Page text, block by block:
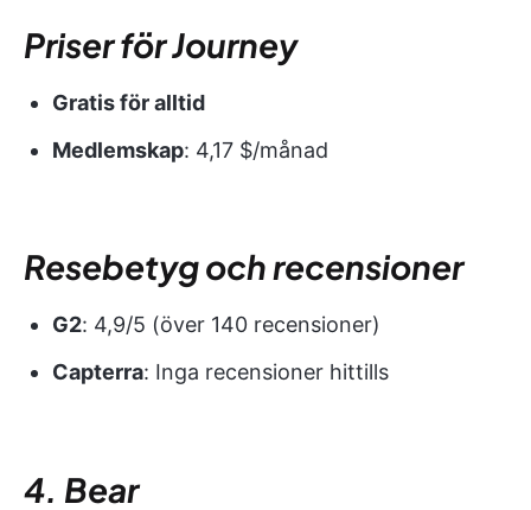
Priser för Journey
Gratis för alltid
Medlemskap: 4,17 $/månad
Resebetyg och recensioner
G2: 4,9/5 (över 140 recensioner)
Capterra: Inga recensioner hittills
4. Bear